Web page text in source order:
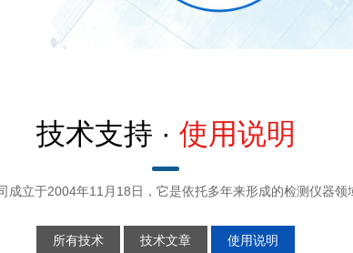
技术支持 · 使用说明
成立于2004年11月18日，它是依托多年来形成的检测仪器领
所有技术 技术文章 使用说明